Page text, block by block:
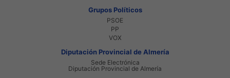
Grupos Políticos
PSOE
PP
VOX
Diputación Provincial de Almería
Sede Electrónica
Diputación Provincial de Almería